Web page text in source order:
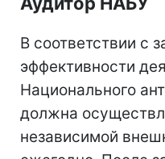
В соответствии с
эффективности
Национального
должна
независимой